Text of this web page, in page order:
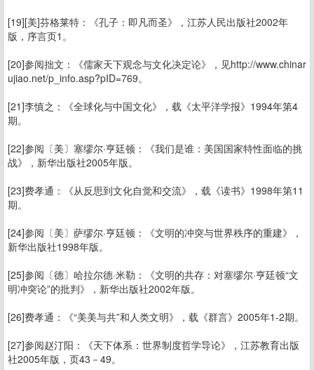
[19][美]芬格莱特：《孔子：即凡而圣》，江苏人民出版社2002年
版，序言页1。
[20]参阅拙文：《儒家天下观念与文化决定论》，见http://www.chinar
ujiao.net/p_info.asp?pID=769。
[21]李慎之：《全球化与中国文化》，载《太平洋学报》1994年第4
期。
[22]参阅〔美〕塞缪尔·亨廷顿：《我们是谁：美国国家特性面临的挑
战》，新华出版社2005年版。
[23]费孝通：《从反思到文化自觉和交流》，载《读书》1998年第11
期。
[24]参阅〔美〕萨缪尔·亨廷顿：《文明的冲突与世界秩序的重建》，
新华出版社1998年版。
[25]参阅〔德〕哈拉尔德·米勒：《文明的共存：对塞缪尔·亨廷顿“文
明冲突论”的批判》，新华出版社2002年版。
[26]费孝通：《“美美与共”和人类文明》，载《群言》2005年1-2期。
[27]参阅赵汀阳：《天下体系：世界制度哲学导论》，江苏教育出版
社2005年版，页43－49。